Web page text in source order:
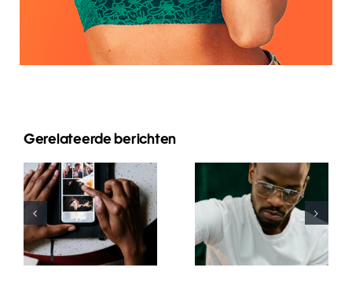
Gerelateerde berichten
Top-Apps
zum
Animieren
von Fotos
für
ansprechende
Top 17 Tipps
zur
Verbesserung
des
Verständnisses
des TikTok-